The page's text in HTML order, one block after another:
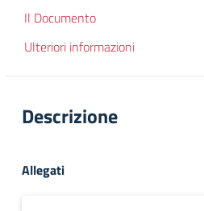
Il Documento
Ulteriori informazioni
Descrizione
Allegati